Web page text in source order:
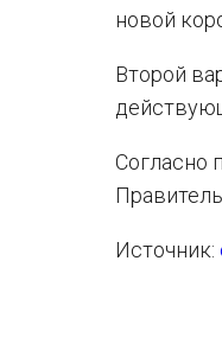
новой
Второй
Согласно
Источник: